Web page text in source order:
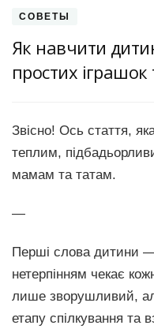
СОВЕТЫ
Як навчити
простих
Звісно! Ось стаття,
теплим,
мамам та татам.
—
Перші слова дитини
нетерпінням чекає
лише зворушливий,
етапу спілкування та